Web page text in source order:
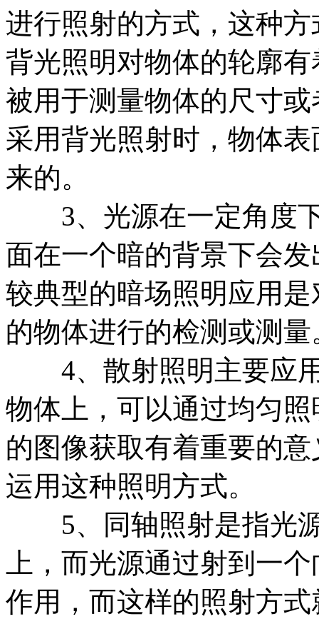
进行照射的方式，这种
背光照明对物体的轮廓
被用于测量物体的尺寸
采用背光照射时，物体
来的。
3、光源在一定角度下
面在一个暗的背景下会
较典型的暗场照明应用
的物体进行的检测或测
4、散射照明主要应用
物体上，可以通过均匀
的图像获取有着重要的
运用这种照明方式。
5、同轴照射是指光源
上，而光源通过射到一
作用，而这样的照射方